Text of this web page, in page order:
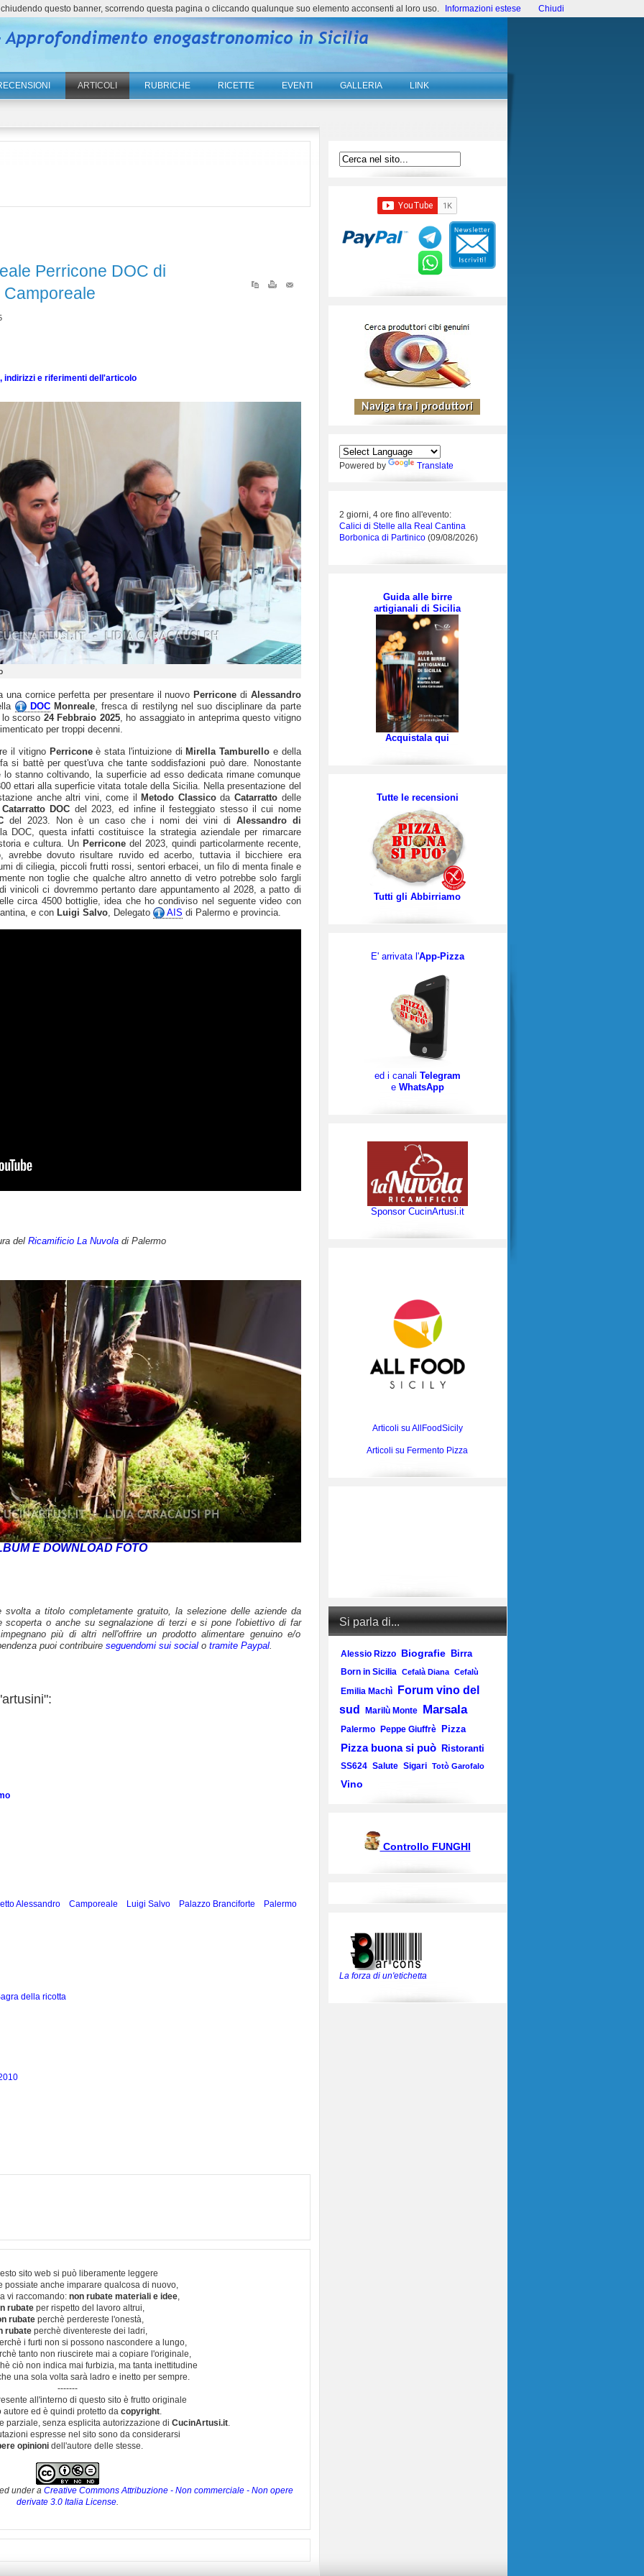
ARTICOLI RUBRICHE RICETTE EVENTI GALLERIA LINK
Perricone DOC di
indirizzi e riferimenti dell'articolo
cornice perfetta per presentare il nuovo Perricone di Alessandro
DOCMonreale, fresca di restilyng nel suo disciplinare da parte
scorso 24 Febbraio 2025, ho assaggiato in anteprima questo vitigno
per troppi decenni.
il vitigno Perriconeè stata l'intuizione di Mirella Tamburello e della
si battè per quest'uva che tante soddisfazioni può dare. Nonostante
stanno coltivando, la superficie ad esso dedicata rimane comunque
ettari alla superficie vitata totale della Sicilia. Nella presentazione del
anche altri vini, come il
Metodo Classicoda Catarratto delle
DOC del 2023, ed infine il festeggiato stesso il cui nome
del 2023. Non è un caso che i nomi dei vini di Alessandro di
DOC, questa infatti costituisce la strategia aziendale per rimarcare
e cultura. Un Perriconedel 2023, quindi particolarmente recente,
avrebbe dovuto risultare ruvido ed acerbo, tuttavia il bicchiere era
di ciliegia, piccoli frutti rossi, sentori erbacei, un filo di menta finale e
non toglie che qualche altro annetto di vetro potrebbe solo fargli
vinicoli ci dovremmo pertanto dare appuntamento al 2028, a patto di
circa 4500 bottiglie, idea che ho condiviso nel seguente video con
e con Luigi Salvo, Delegato AIS di Palermo e provincia.
del Ricamificio La Nuvoladi Palermo
E DOWNLOAD FOTO
a titolo completamente gratuito, la selezione delle aziende da
scoperta o anche su segnalazione di terzi e si pone l'obiettivo di far
più di altri nell'offrire un prodotto alimentare genuino e/o
puoi contribuire seguendomi sui socialo tramite Paypal.
Alessandro Camporeale Luigi Salvo Palazzo Branciforte Palermo
della ricotta
sito web si può liberamente leggere
possiate anche imparare qualcosa di nuovo,
vi raccomando: non rubate materiali e idee,
rubate per rispetto del lavoro altrui,
rubateperchè perdereste l'onestà,
rubateperchè diventereste dei ladri,
i furti non si possono nascondere a lungo,
tanto non riuscirete mai a copiare l'originale,
ciò non indica mai furbizia, ma tanta inettitudine
una sola volta sarà ladro e inetto per sempre.
-------
all'interno di questo sito è frutto originale
autore ed è quindi protetto da copyright.
parziale, senza esplicita autorizzazione di CucinArtusi.it.
espresse nel sito sono da considerarsi
opinionidell'autore delle stesse.
under a Creative Commons Attribuzione - Non commerciale - Non opere
derivate 3.0 Italia License.
Powered by Translate
2 giorni, 4 ore fino all'evento:
Calici di Stelle alla Real Cantina
Borbonica di Partinico (09/08/2026)
Guida alle birre
artigianali di Sicilia
Acquistala qui
Tutte le recensioni
Tutti gli Abbirriamo
E' arrivata l'App-Pizza
ed i canali Telegram
e WhatsApp
Sponsor CucinArtusi.it
Articoli su AllFoodSicily
Articoli su Fermento Pizza
Si parla di...
Alessio Rizzo Biografie Birra
Born in Sicilia Cefalà Diana Cefalù
Emilia Machì
Forum vino del
sud
Marilù Monte Marsala
Palermo Peppe Giuffrè Pizza
Pizza buona si può Ristoranti
SS624 Salute Sigari Totò Garofalo
Vino
Controllo FUNGHI
La forza di un'etichetta
questo banner, scorrendo questa pagina o cliccando qualunque suo elemento acconsenti al loro uso. Informazioni estese Chiudi